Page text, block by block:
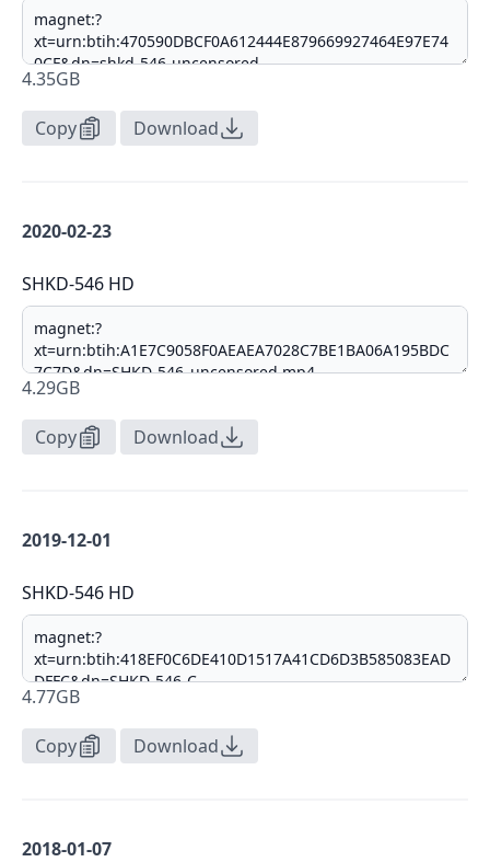
4.35GB
Copy Download
2020-02-23
SHKD-546 HD
4.29GB
Copy Download
2019-12-01
SHKD-546 HD
4.77GB
Copy Download
2018-01-07